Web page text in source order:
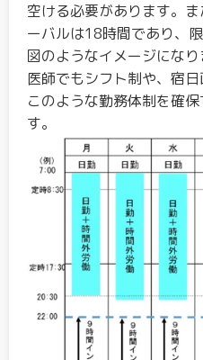
空ける必要があります。
ーバルは18時間であり、
図のようなイメージになり
医師でもシフト制や、宿日
このような勤務体制を確
す。